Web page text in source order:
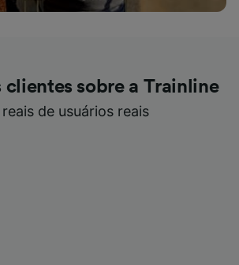
clientes sobre a Trainline
de usuários reais